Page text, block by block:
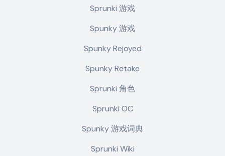
Sprunki 游戏
Spunky 游戏
Spunky Rejoyed
Spunky Retake
Sprunki 角色
Sprunki OC
Spunky 游戏词典
Sprunki Wiki